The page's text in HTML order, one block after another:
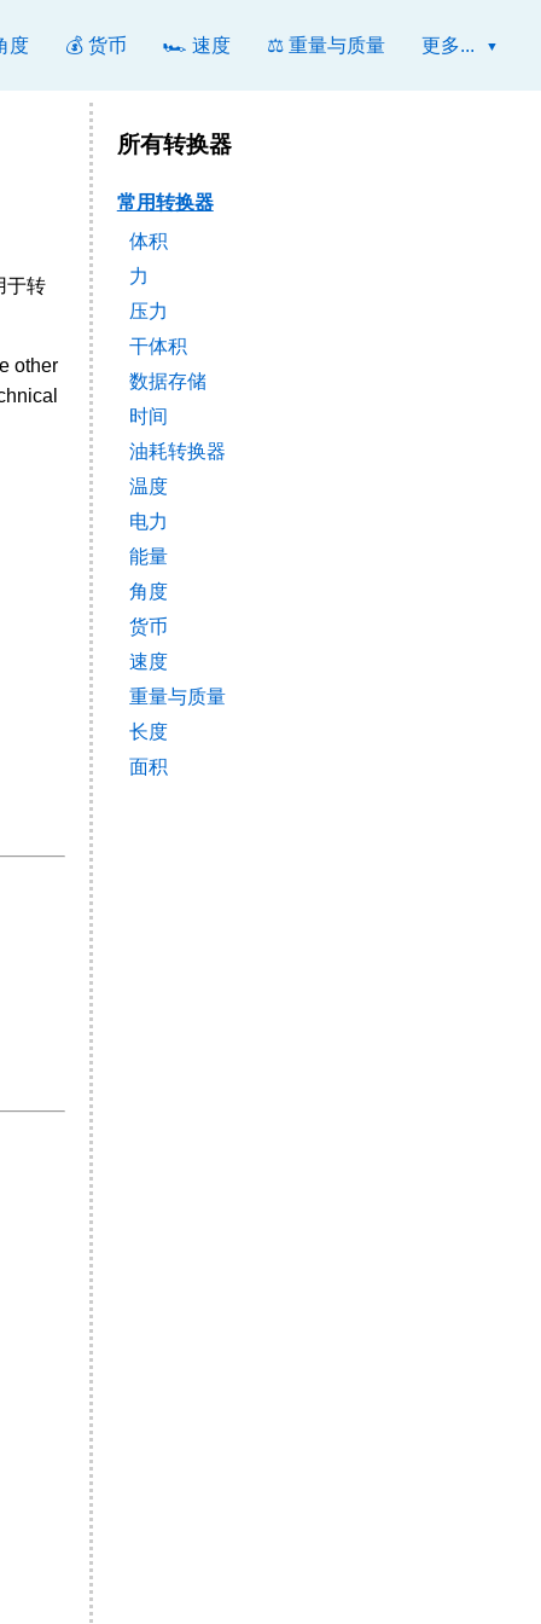
度 💰 货币 🏎️ 速度 ⚖️ 重量与质量 更多...
于转
other
所有转换器
常用转换器
体积
力
压力
干体积
数据存储
时间
油耗转换器
温度
电力
能量
角度
货币
速度
重量与质量
长度
面积